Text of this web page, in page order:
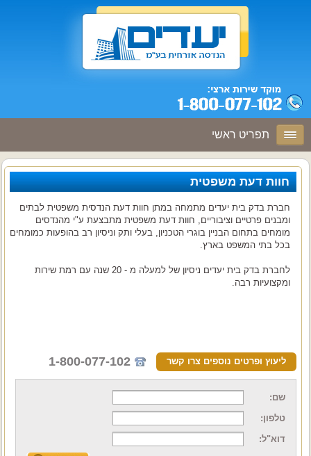
תפריט ראשי
חוות דעת משפטית
חברת בדק בית יעדים מתמחה במתן חוות דעת הנדסית משפטית לבתים
ומבנים פרטיים וציבוריים, חוות דעת משפטית מתבצעת ע"י מהנדסים
מומחים בתחום הבניין בוגרי הטכניון, בעלי ותק וניסיון רב בהופעות כמומחים
בכל בתי המשפט בארץ.
לחברת בדק בית יעדים ניסיון של למעלה מ - 20 שנה עם רמת שירות
ומקצועיות רבה.
ליעוץ ופרטים נוספים צרו קשר 1-800-077-102
שם:
טלפון:
דוא"ל: